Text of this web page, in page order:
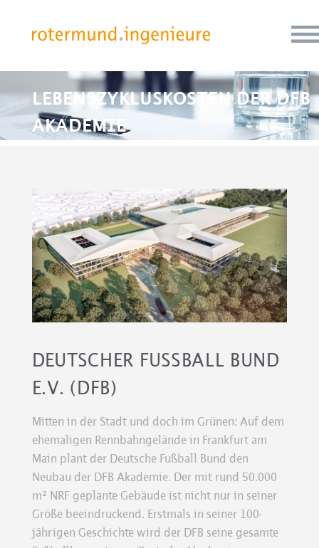
LEBENSZYKLUSKOSTEN DER DFB
AKADEMIE
DEUTSCHER FUSSBALL BUND E
.V. (DFB)
Mitten in der Stadt und doch im Grünen: Auf dem
ehemaligen Rennbahngelände in Frankfurt am
Main plant der Deutsche Fußball Bund den
Neubau der DFB Akademie. Der mit rund 50.000
m² NRF geplante Gebäude ist nicht nur in seiner
Größe beeindruckend. Erstmals in seiner 100-
jährigen Geschichte wird der DFB seine gesamte